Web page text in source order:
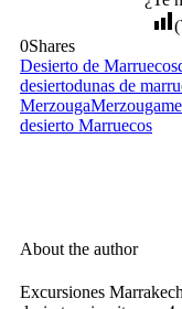
0Shares
Desierto de Marruecos
desiertodunas de
MerzougaMerzouga
desierto Marruecos
About the author
Excursiones